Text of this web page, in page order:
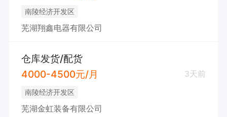
南陵经济开发区
芜湖翔鑫电器有限公司
仓库发货/配货
4000-4500元/月
3天前
南陵经济开发区
芜湖金虹装备有限公司